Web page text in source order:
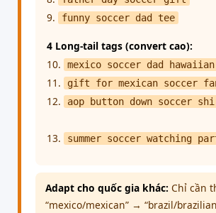
9. funny soccer dad tee
4 Long-tail tags (convert cao):
10.
mexico soccer dad
11. gift for mexican soccer
12. aop button down soccer
13. summer soccer watching
Adapt cho quốc gia khác: Chỉ cần
“mexico/mexican” → “brazil/